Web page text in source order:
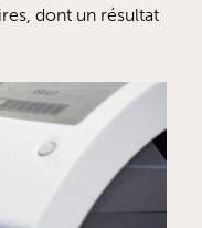
dont un résultat